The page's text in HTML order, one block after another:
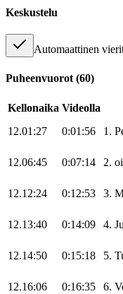
Keskustelu
Automaattinen
Puheenvuorot (60)
Kellonaika Videolla
12.01:27
0:01:56 1.
12.06:45 0:07:14 2.
12.12:24 0:12:53 3.
12.13:40 0:14:09 4.
12.14:50 0:15:18 5.
12.16:06 0:16:35 6.